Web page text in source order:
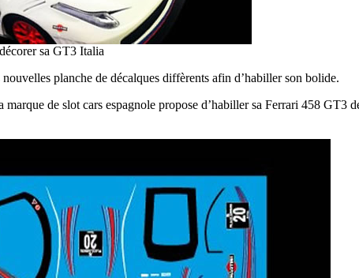
sa GT3 Italia
planche de décalques diffèrents afin d’habiller son bolide.
de slot cars espagnole propose d’habiller sa Ferrari 458 GT3